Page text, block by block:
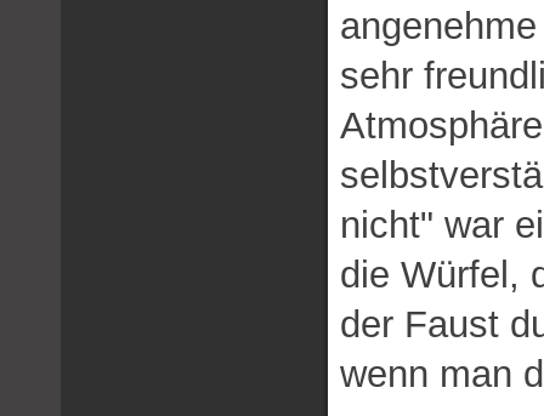
sehr
nicht" war
die Würfel,
der Faust
wenn man